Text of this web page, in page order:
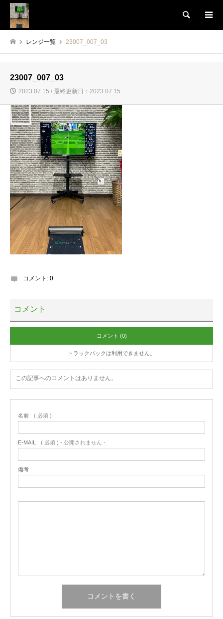
検索
レンジ一覧 23007_007_03
23007_007_03
2023.07.15 / 最終更新日：2023.07.15
コメント: 0
コメント
コメント (0)
トラックバックは利用できません。
この記事へのコメントはありません。
名前 ( 必須 )
E-MAIL ( 必須 ) - 公開されません -
備考